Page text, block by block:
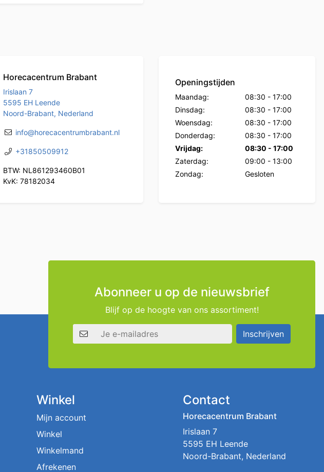
Horecacentrum Brabant
Irislaan 7
5595 EH Leende
Noord-Brabant, Nederland
info@horecacentrumbrabant.nl
+31850509912
BTW: NL861293460B01
KvK: 78182034
Openingstijden
Maandag: 08:30 - 17:00
Dinsdag:
08:30 - 17:00
Woensdag:
08:30 - 17:00
Donderdag:
08:30 - 17:00
Vrijdag:
08:30 - 17:00
Zaterdag:
09:00 - 13:00
Zondag:
Gesloten
Abonneer u op de nieuwsbrief
Blijf op de hoogte van ons assortiment!
E-mailadres
Inschrijven
Winkel
Mijn account
Winkel
Winkelmand
Afrekenen
Contact
Horecacentrum Brabant
Irislaan 7
5595 EH Leende
Noord-Brabant, Nederland